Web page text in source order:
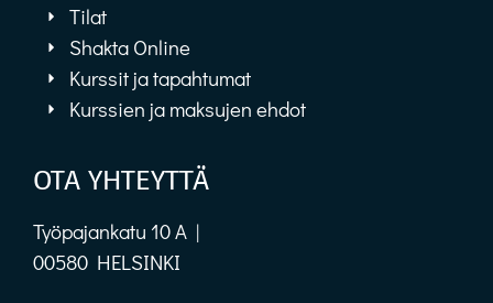
Tilat
Shakta Online
Kurssit ja tapahtumat
Kurssien ja maksujen ehdot
OTA YHTEYTTÄ
Työpajankatu 10 A |
00580 HELSINKI